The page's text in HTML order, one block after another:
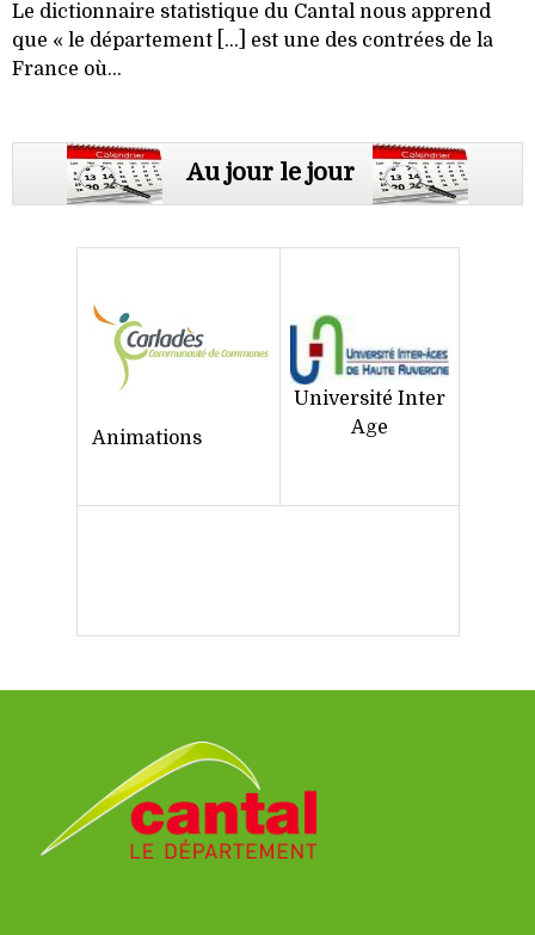
Le dictionnaire statistique du Cantal nous apprend
que « le département [...] est une des contrées de la
France où...
Au jour le jour
Animations
Université Inter
Age